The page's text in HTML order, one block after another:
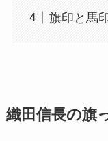
旗印と馬
織田信長の旗